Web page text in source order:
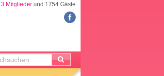
3 Mitglieder und 1754 Gäste